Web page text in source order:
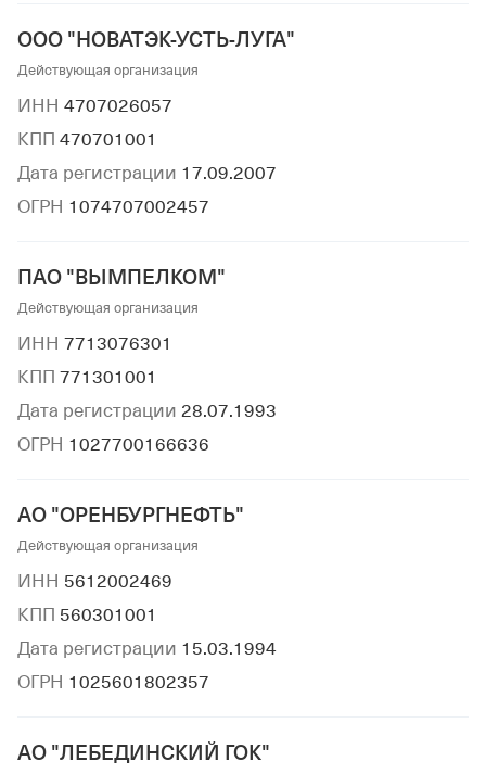
ООО "НОВАТЭК-УСТЬ-ЛУГА"
Действующая организация
ИНН 4707026057
КПП 470701001
Дата регистрации 17.09.2007
ОГРН 1074707002457
ПАО "ВЫМПЕЛКОМ"
Действующая организация
ИНН 7713076301
КПП 771301001
Дата регистрации 28.07.1993
ОГРН 1027700166636
АО "ОРЕНБУРГНЕФТЬ"
Действующая организация
ИНН 5612002469
КПП 560301001
Дата регистрации 15.03.1994
ОГРН 1025601802357
АО "ЛЕБЕДИНСКИЙ ГОК"